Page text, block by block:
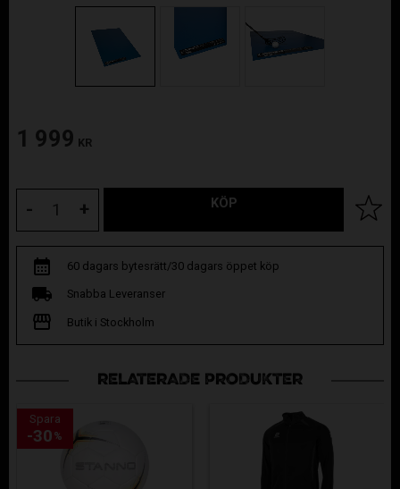
1 999 KR
+
- KÖP Lägg
60 dagars bytesrätt/30 dagars öppet köp
Snabba Leveranser
Butik i Stockholm
RELATERADE PRODUKTER
Spara
30 %